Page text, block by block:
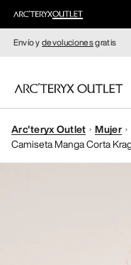
Envío ydevolucionesgratis
MUJERE
Arc'teryx Outlet Mujer
Camiseta Manga Corta